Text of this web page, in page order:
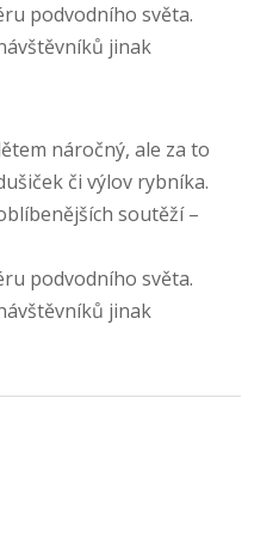
podvodního světa.
jinak
náročný, ale za to
či výlov rybníka.
soutěží –
podvodního světa.
jinak